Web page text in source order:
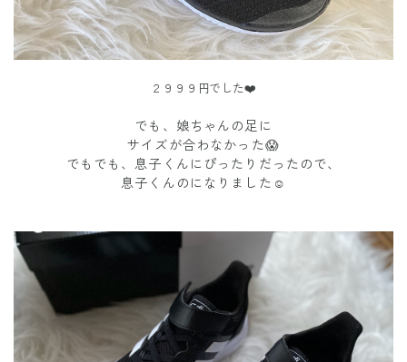
２９９９円でした❤️
でも、娘ちゃんの足に
サイズが合わなかった😱
でもでも、息子くんにぴったりだったので、
息子くんのになりました☺️